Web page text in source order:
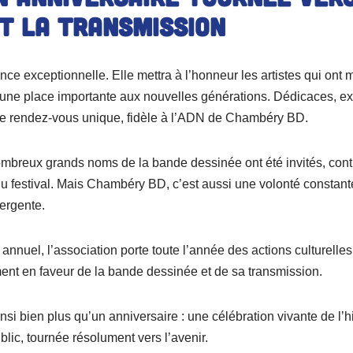
la transmission
exceptionnelle. Elle mettra à l’honneur les artistes qui ont
place importante aux nouvelles générations. Dédicaces,
rendez-vous unique, fidèle à l’ADN de Chambéry BD.
grands noms de la bande dessinée ont été invités,
festival. Mais Chambéry BD, c’est aussi une volonté
l’association porte toute l’année des actions
en faveur de la bande dessinée et de sa transmission.
bien plus qu’un anniversaire : une célébration vivante de
tournée résolument vers l’avenir.